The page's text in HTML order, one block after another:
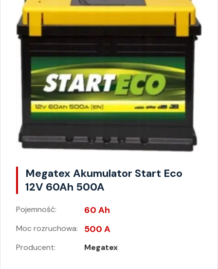
Megatex Akumulator Start Eco
12V 60Ah 500A
Pojemność: 60 Ah
Moc rozruchowa: 500 A
Producent: Megatex